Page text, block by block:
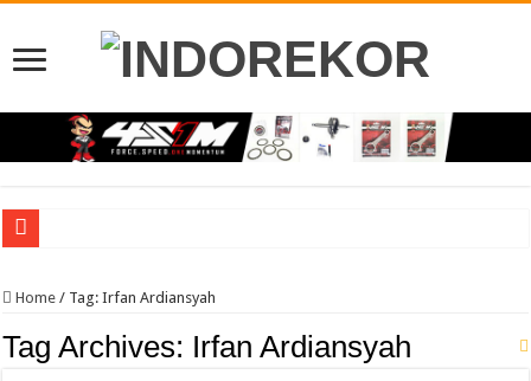
Moto2 GP Inggris, Mario Practice Ke 8 Antar Langsung Ke Q2
Moto2 Inggris, Mario Incar Poin Dan Lebih Dekat Di Barisan Depan
Home / Tag:Irfan Ardiansyah
Tag Archives: Irfan Ardiansyah